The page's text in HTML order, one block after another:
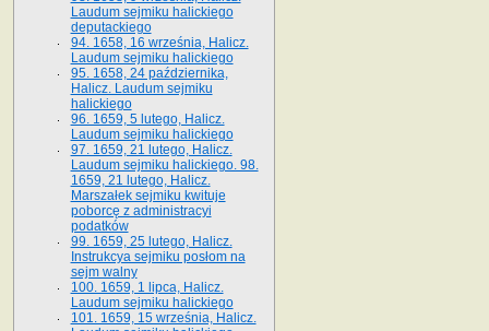
Laudum sejmiku halickiego
deputackiego
94. 1658, 16 września, Halicz.
Laudum sejmiku halickiego
95. 1658, 24 października,
Halicz. Laudum sejmiku
halickiego
96. 1659, 5 lutego, Halicz.
Laudum sejmiku halickiego
97. 1659, 21 lutego, Halicz.
Laudum sejmiku halickiego. 98.
1659, 21 lutego, Halicz.
Marszałek sejmiku kwituje
poborcę z administracyi
podatków
99. 1659, 25 lutego, Halicz.
Instrukcya sejmiku posłom na
sejm walny
100. 1659, 1 lipca, Halicz.
Laudum sejmiku halickiego
101. 1659, 15 września, Halicz.